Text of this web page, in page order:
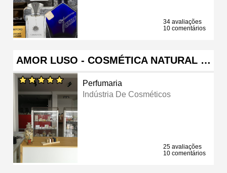
34 avaliações
10 comentários
AMOR LUSO - COSMÉTICA NATURAL …
Perfumaria
Indústria De Cosméticos
25 avaliações
10 comentários